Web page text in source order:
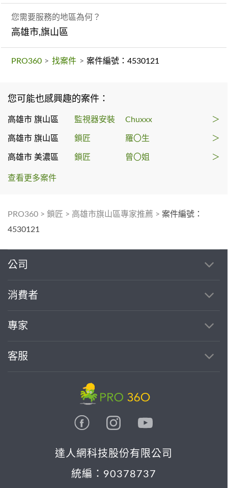
您需要服務的地區為何？
高雄市,旗山區
PRO360 > 找案件 > 案件編號：4530121
您可能也感興趣的案件：
高雄市 旗山區 監視器安裝 Chuxxx ＞
高雄市 旗山區 鎖匠 羅〇生 ＞
高雄市 美濃區 鎖匠 曾〇姐 ＞
查看更多案件
PRO360 > 鎖匠 > 高雄市旗山區專家推薦 > 案件編號：
4530121
公司
消費者
專家
客服
達人網科技股份有限公司
統編：90378737